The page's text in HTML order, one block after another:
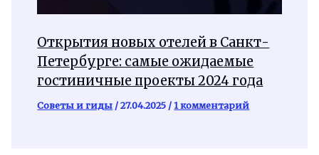
Открытия новых отелей в Санкт-
Петербурге: самые ожидаемые
гостиничные проекты 2024 года
Советы и гиды /27.04.2025 /1 комментарий